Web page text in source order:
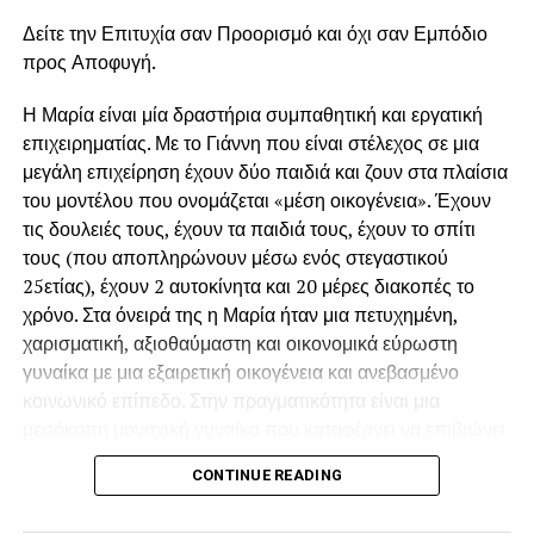
Στην ψυχαναλυτική οπτική, η επιθυμία τρέφεται από την
έλλειψη. Αν κάτι δίνεται αμέσως, η ένταση πέφτει. Η ουρά
φορτίζει το αντικείμενο με περισσότερη αξία. Είναι μια
μικρή «ερωτική οικονομία». Το γλυκό ή το κοκτέιλ γίνεται η
ανταμοιβή μετά τη ματαίωση.
Αν κάποιος αντέχει να περιμένει χωρίς άγχος, σημαίνει ότι
εσωτερικά έχει βιώσει αξιόπιστη φροντίδα και προβλέψιμη
ανταπόκριση. Η ουρά τότε δεν είναι απειλή. Είναι
τελετουργία.
Για άλλους, όμως, ηαναμονή μπορεί να ξυπνά θυμό,
ανυπομονησία ή ανάγκη φυγής
. Εκεί η ουρά αγγίζει
Σε πιο υπαρξιακό επίπεδο, η ουρά είναι μεταβατικός
χώρος. Δεν είσαι μέσα, δεν είσαι έξω. Είσαι καθ’ οδόν.
Δείτε την Επιτυχία σαν Προορισμό και όχι σαν Εμπόδιο
προς Αποφυγή.
Η Μαρία είναι μία δραστήρια συμπαθητική και εργατική
επιχειρηματίας. Με το Γιάννη που είναι στέλεχος σε μια
μεγάλη επιχείρηση έχουν δύο παιδιά και ζουν στα πλαίσια
του μοντέλου που ονομάζεται «μέση οικογένεια». Έχουν
τις δουλειές τους, έχουν τα παιδιά τους, έχουν το σπίτι
τους (που αποπληρώνουν μέσω ενός στεγαστικού
25ετίας), έχουν 2 αυτοκίνητα και 20 μέρες διακοπές το
χρόνο. Στα όνειρά της η Μαρία ήταν μια πετυχημένη,
χαρισματική, αξιοθαύμαστη και οικονομικά εύρωστη
γυναίκα με μια εξαιρετική οικογένεια και ανεβασμένο
κοινωνικό επίπεδο. Στην πραγματικότητα είναι μια
παγιδευμένη μέσα στην βαρετή της καθημερινότητα.
«Υπάρχουν και χειρότερα» λέει στον εαυτό της όταν αραιά
CONTINUE READING